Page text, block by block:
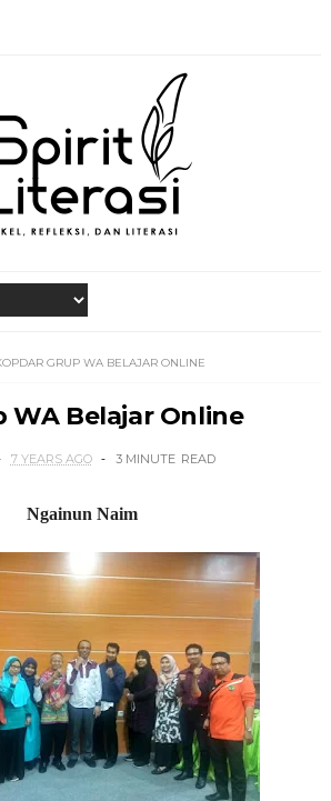
GRUP WA BELAJAR ONLINE
WA Belajar Online
7 YEARS AGO 3 MINUTE READ
Ngainun Naim